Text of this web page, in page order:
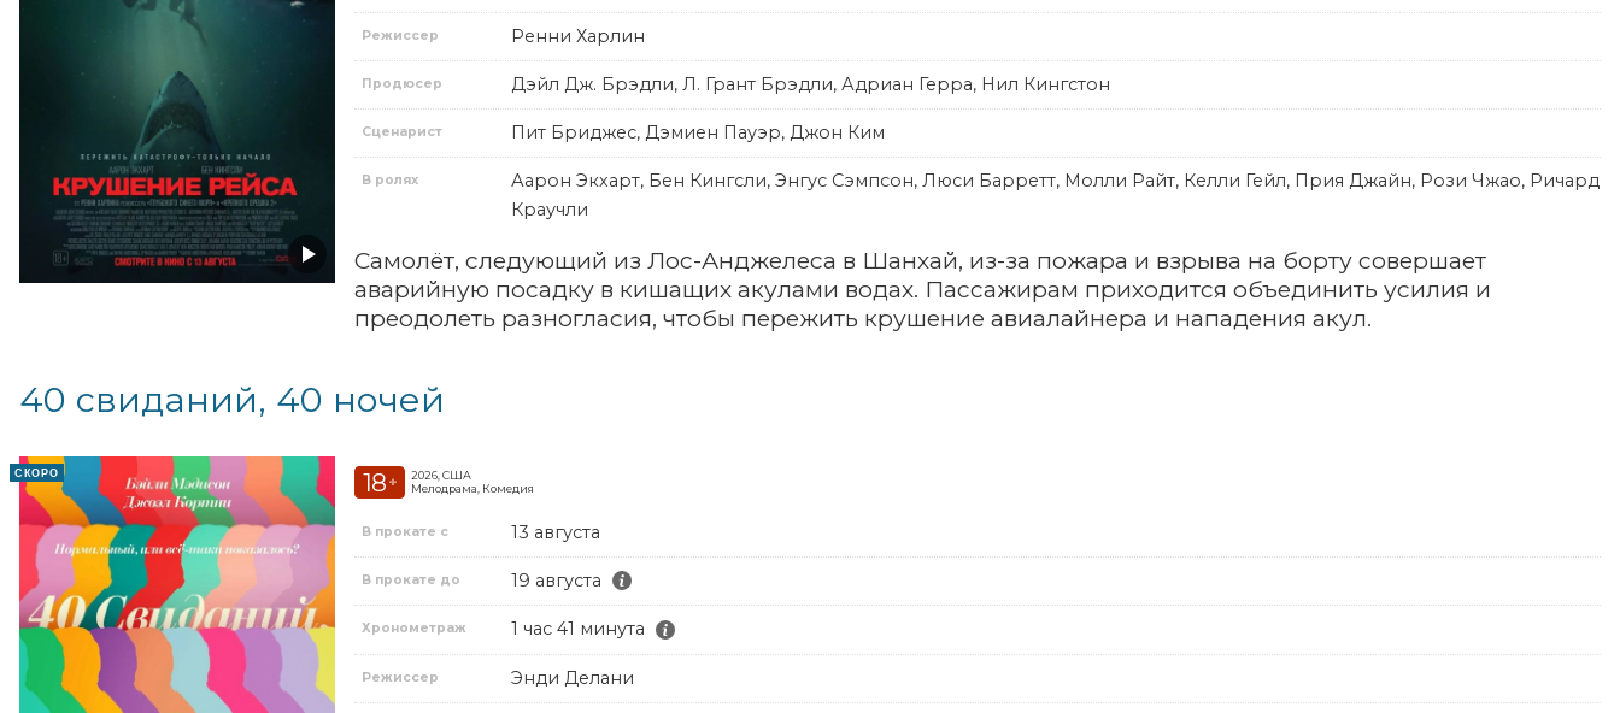
Режиссер Ренни Харлин
Продюсер Дэйл Дж. Брэдли, Л. Грант Брэдли, Адриан Герра, Нил Кингстон
Сценарист Пит Бриджес, Дэмиен Пауэр, Джон Ким
В ролях
Аарон Экхарт, Бен Кингсли, Энгус Сэмпсон, Люси Барретт, Молли Райт, Келли Гейл, Прия Джайн, Рози Чжао, Ричард
Краучли
Самолёт, следующий из Лос-Анджелеса в Шанхай, из-за пожара и взрыва на борту совершает
аварийную посадку в кишащих акулами водах. Пассажирам приходится объединить усилия и
преодолеть разногласия, чтобы пережить крушение авиалайнера и нападения акул.
40 свиданий, 40 ночей
СКОРО 18 +
2026, США
Мелодрама, Комедия
В прокате с 13 августа
В прокате до 19 августа
Хронометраж 1 час 41 минута
Режиссер Энди Делани